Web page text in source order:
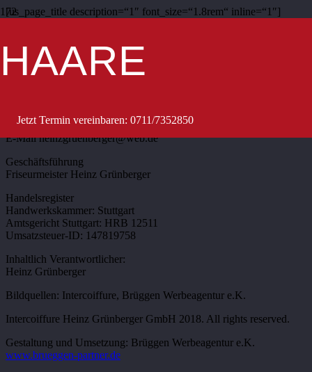
HAARE
Jetzt Termin vereinbaren: 0711/7352850
[us_page_title description=“1″ font_size=“1.8rem“ inline=“1″]
IMPRESSUM
Intercoiffure Heinz Grünberger GmbH
Telefon 0711-735 28 50
E-Mail heinzgruenberger@web.de
Geschäftsführung
Friseurmeister Heinz Grünberger
Handelsregister
Handwerkskammer: Stuttgart
Amtsgericht Stuttgart: HRB 12511
Umsatzsteuer-ID: 147819758
Inhaltlich Verantwortlicher:
Heinz Grünberger
Bildquellen: Intercoiffure, Brüggen Werbeagentur e.K.
Intercoiffure Heinz Grünberger GmbH 2018. All rights reserved.
Gestaltung und Umsetzung: Brüggen Werbeagentur e.K.
www.brueggen-partner.de